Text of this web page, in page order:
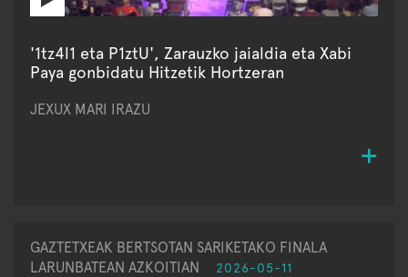
'1tz4l1 eta P1ztU', Zarauzko jaialdia eta Xabi
Paya gonbidatu Hitzetik Hortzeran
JEXUX MARI IRAZU
GAZTETXEAK BERTSOTAN SARIKETAKO FINALA
LARUNBATEAN AZKOITIAN
2026-05-11